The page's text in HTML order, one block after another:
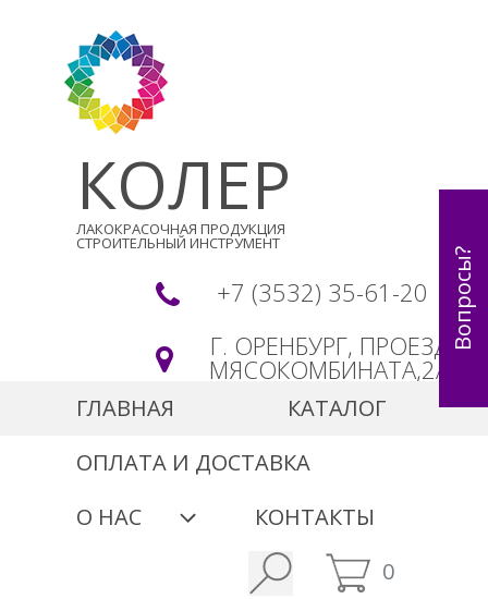
КОЛЕР
ЛАКОКРАСОЧНАЯ ПРОДУКЦИЯ
СТРОИТЕЛЬНЫЙ ИНСТРУМЕНТ
+7 (3532) 35-61-20
Г. ОРЕНБУРГ, ПРОЕЗД
МЯСОКОМБИНАТА,2А
ГЛАВНАЯ
КАТАЛОГ
ОПЛАТА И ДОСТАВКА
О НАС
КОНТАКТЫ
0
Вопросы?